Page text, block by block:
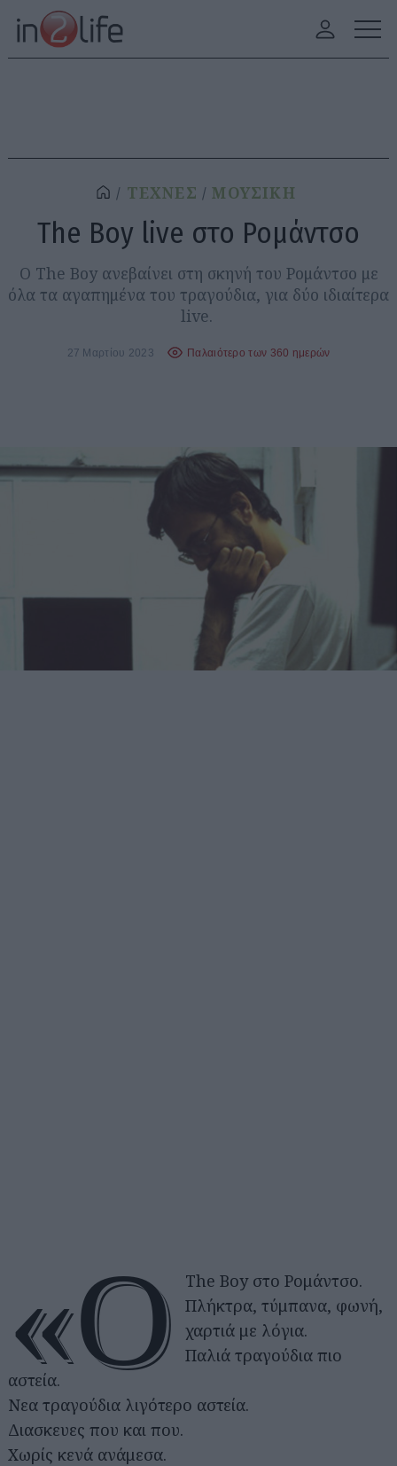
ΤΕΧΝΕΣ ΜΟΥΣΙΚΗ
The Boy live στο Ρομάντσο
O The Boy ανεβαίνει στη σκηνή του Ρομάντσο με
όλα τα αγαπημένα του τραγούδια, για δύο ιδιαίτερα
live.
27 Μαρτίου 2023 Παλαιότερο των 360 ημερών
«Ο
The Boy στο Ρομάντσο.
Πλήκτρα, τύμπανα, φωνή,
χαρτιά με λόγια.
Παλιά τραγούδια πιο
αστεία.
Νεα τραγούδια λιγότερο αστεία.
Διασκευες που και που.
Χωρίς κενά ανάμεσα.